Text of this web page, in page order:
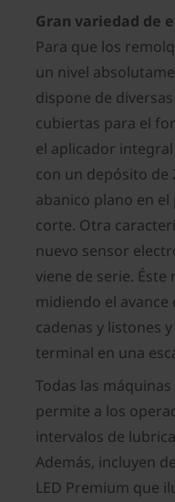
Gran variedad de
Para que los
un nivel
dispone de
cubiertas para el
el aplicador
con un depósito de
abanico plano en
corte. Otra
nuevo sensor
viene de serie.
midiendo el avance
cadenas y listones
terminal en una
Todas las
permite a los
intervalos de
Además, incluyen
LED Premium que